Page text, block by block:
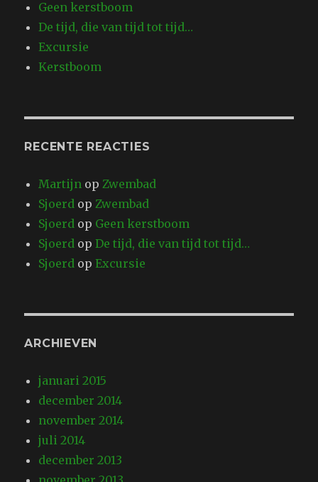
Geen kerstboom
De tijd, die van tijd tot tijd…
Excursie
Kerstboom
RECENTE REACTIES
Martijn opZwembad
Sjoerd opZwembad
Sjoerd op Geen kerstboom
Sjoerd opDe tijd, die van tijd tot tijd…
Sjoerd opExcursie
ARCHIEVEN
januari 2015
december 2014
november 2014
juli 2014
december 2013